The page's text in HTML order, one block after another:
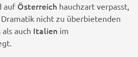
auf Österreich hauchzart verpasst,
nicht zu überbietenden
als auch Italien im